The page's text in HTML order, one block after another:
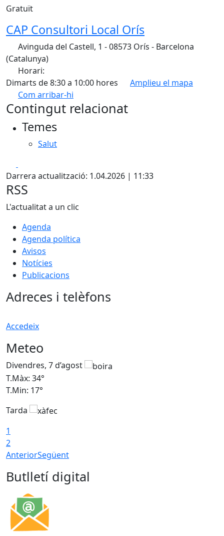
Gratuït
CAP Consultori Local Orís
Avinguda del Castell, 1 - 08573 Orís - Barcelona
(Catalunya)
Horari:
Dimarts de 8:30 a 10:00 hores
Amplieu el mapa
Com arribar-hi
+
Contingut relacionat
Temes
Salut
Darrera actualització: 1.04.2026 | 11:33
RSS
L'actualitat a un clic
Agenda
Agenda política
Avisos
Notícies
Publicacions
Adreces i telèfons
Accedeix
Meteo
Divendres, 7 d’agost
T.Màx: 34°
T.Min: 17°
Tarda
1
2
AnteriorSegüent
Butlletí digital